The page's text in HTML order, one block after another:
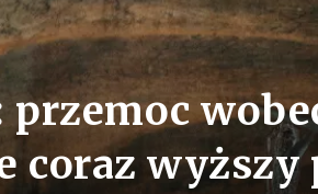
przemoc
coraz wyższy